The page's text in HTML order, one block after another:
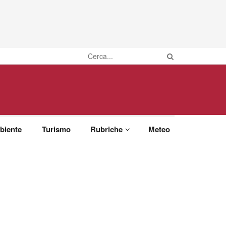
Turismo Rubriche Meteo